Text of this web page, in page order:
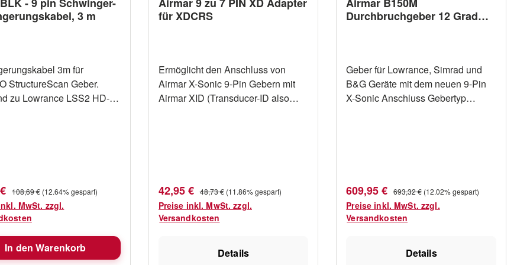
3 m
3m für
StructureScan Geber.
zu Lowrance LSS2 HD-
Regulärer Preis:
108,69 € (12.64% gespart)
MwSt. zzgl.
In den Warenkorb
für XDCRS
Ermöglicht den Anschluss von
Airmar X-Sonic 9-Pin Gebern mit
Airmar XID (Transducer-ID also
Verkaufspreis:
42,95 € Regulärer Preis:
48,73 € (11.86% gespart)
Preise inkl. MwSt. zzgl.
Versandkosten
Details
Durchbruchgeber 12 Grad
Geber für Lowrance, Simrad und
B&G Geräte mit dem neuen 9-Pin
X-Sonic Anschluss Gebertyp
Sonic schwarz 9-Pin für moderne
Navico (B&G, Lowrance, Simrad)
Geräte
Verkaufspreis:
609,95 € Regulärer Preis:
693,32 € (12.02% gespart)
Preise inkl. MwSt. zzgl.
Versandkosten
Details